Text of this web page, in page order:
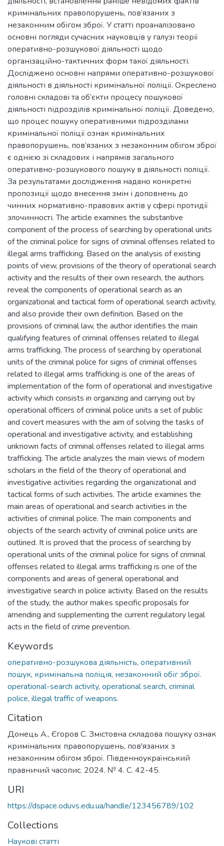
кримінальних правопорушень, пов’язаних з
незаконним обігом зброї. У статті проаналізовано
основні погляди сучасних науковців у галузі теорії
оперативно-розшукової діяльності щодо
організаційно-тактичних форм такої діяльності.
Досліджено основні напрями оперативно-розшукової
діяльності в діяльності кримінальної поліції. Окреслено
головні складові та об’єкти процесу пошукової
діяльності підрозділів кримінальної поліції. Доведено,
що процес пошуку оперативними підрозділами
кримінальної поліції ознак кримінальних
правопорушень, пов’язаних з незаконним обігом зброї
є однією зі складових і напрямів загального
оперативно-розшукового пошуку в діяльності поліції.
За результатами дослідження надано конкретні
пропозиції щодо внесення змін і доповнень до
чинних нормативно-правових актів у сфері протидії
злочинності. The article examines the substantive
component of the process of searching by operational units
of the criminal police for signs of criminal offenses related to
illegal arms trafficking. Based on the analysis of existing
points of view, provisions of the theory of operational search
activity and the results of their own research, the authors
reveal the components of operational search as an
organizational and tactical form of operational search activity,
and also provide their own definition. Based on the
provisions of criminal law, the author identifies the main
qualifying features of criminal offenses related to illegal
arms trafficking. The process of searching by operational
units of the criminal police for signs of criminal offenses
related to illegal arms trafficking is one of the areas of
implementation of the form of operational and investigative
activity which consists in organizing and carrying out by
operational officers of criminal police units a set of public
and covert measures with the aim of solving the tasks of
operational and investigative activity, and establishing
unknown facts of criminal offenses related to illegal arms
trafficking. The article analyzes the main views of modern
scholars in the field of the theory of operational and
investigative activities regarding the organizational and
tactical forms of such activities. The article examines the
main areas of operational and search activities in the
activities of criminal police. The main components and
objects of the search activity of criminal police units are
outlined. It is proved that the process of searching by
operational units of the criminal police for signs of criminal
offenses related to illegal arms trafficking is one of the
components and areas of general operational and
investigative search in police activity. Based on the results
of the study, the author makes specific proposals for
amending and supplementing the current regulatory legal
acts in the field of crime prevention.
Keywords
оперативно-розшукова діяльність, оперативний
пошук, кримінальна поліція, незаконний обіг зброї.
operational-search activity, operational search, criminal
police, illegal traffic of weapons.
Citation
Донець А., Єгоров С. Змістовна складова пошуку ознак
кримінальних правопорушень, пов'язаних з
незаконним обігом зброї. Південноукраїнський
правничий часопис. 2024. № 4. С. 42-45.
URI
https://dspace.oduvs.edu.ua/handle/123456789/102
Collections
Наукові статті